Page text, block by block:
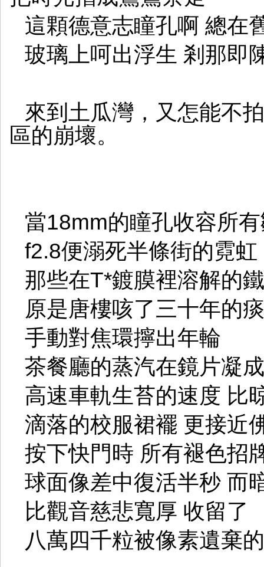
這顆德意志瞳孔啊 總
玻璃上呵出浮生 剎那即
來到土瓜灣，又怎能不
區的崩壞。
當18mm的瞳孔收容所
f2.8便溺死半條街的霓
那些在T*鍍膜裡溶解的
原是唐樓咳了三十年的
手動對焦環擰出年輪
茶餐廳的蒸汽在鏡片
高速車軌生苔的速度 比
滴落的校服裙襬 更接近
按下快門時 所有褪色招
球面像差中復活半秒 而
比觀音慈悲寬厚 收留了
八萬四千粒被像素遺棄